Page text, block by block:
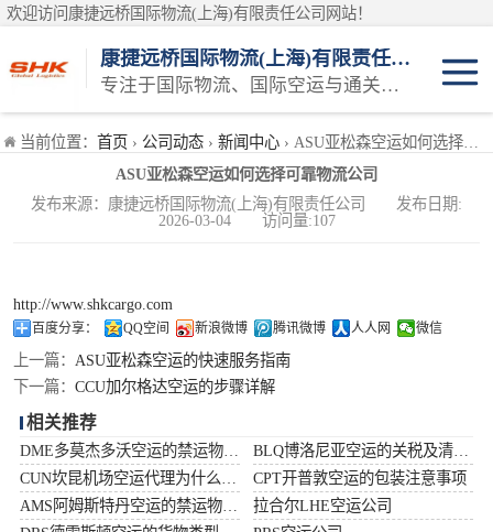
欢迎访问康捷远桥国际物流(上海)有限责任公司网站！
康捷远桥国际物流(上海)有限责任公司
专注于国际物流、国际空运与通关一体化一站式物流服务商
当前位置： 首页 › 公司动态 › 新闻中心 › ASU亚松森空运如何选择可靠物流公司
ASU亚松森空运如何选择可靠物流公司
发布来源：康捷远桥国际物流(上海)有限责任公司 发布日期:
2026-03-04 访问量:107
http://www.shkcargo.com
百度分享： QQ空间 新浪微博 腾讯微博 人人网 微信
上一篇： ASU亚松森空运的快速服务指南
下一篇： CCU加尔格达空运的步骤详解
相关推荐
CPT开普敦空运的包装注意事项
拉合尔LHE空运公司
日本空运
韩国空运
印度空运
巴基斯坦空运
澳大利亚空运
俄罗斯空运
加拿大空运